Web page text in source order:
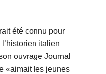
été connu pour
italien
ouvrage Journal
«aimait les jeunes